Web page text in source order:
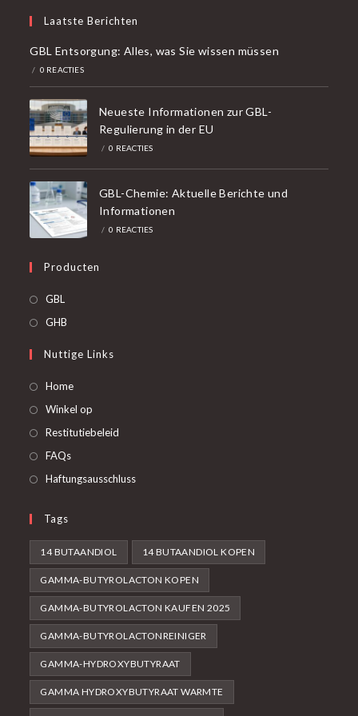
Laatste Berichten
GBL Entsorgung: Alles, was Sie wissen müssen
/ 0 REACTIES
Neueste Informationen zur GBL-
Regulierung in der EU
/ 0 REACTIES
GBL-Chemie: Aktuelle Berichte und
Informationen
/ 0 REACTIES
Producten
GBL
in
nieuw
GHB
een
Nuttige Links
Home
Winkel op
Restitutiebeleid
FAQs
Haftungsausschluss
Tags
14 BUTAANDIOL 14 BUTAANDIOL KOPEN
GAMMA-BUTYROLACTON KOPEN
GAMMA-BUTYROLACTON KAUFEN 2025
GAMMA-BUTYROLACTONREINIGER
GAMMA-HYDROXYBUTYRAAT
GAMMA HYDROXYBUTYRAAT WARMTE